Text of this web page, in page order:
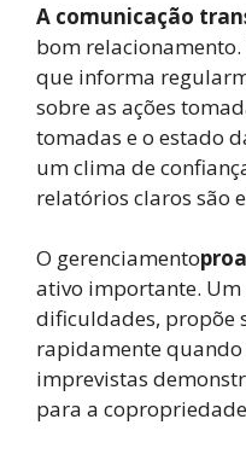
A comunicação
bom
que informa
sobre as ações
tomadas e o estado
um clima de
relatórios claros são
O gerenciamento
ativo importante. Um
dificuldades, propõe
rapidamente
imprevistas
para a